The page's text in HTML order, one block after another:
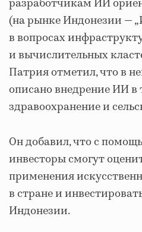
разработчикам ИИ
(на рынке Индонезии —
в вопросах
и вычислительных
Патрия отметил, что в
описано внедрение ИИ в
здравоохранение и
Он добавил, что с
инвесторы смогут
применения
в стране и
Индонезии.